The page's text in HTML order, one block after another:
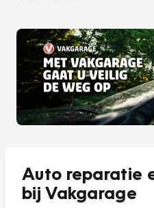
Auto reparatie
bij Vakgarage